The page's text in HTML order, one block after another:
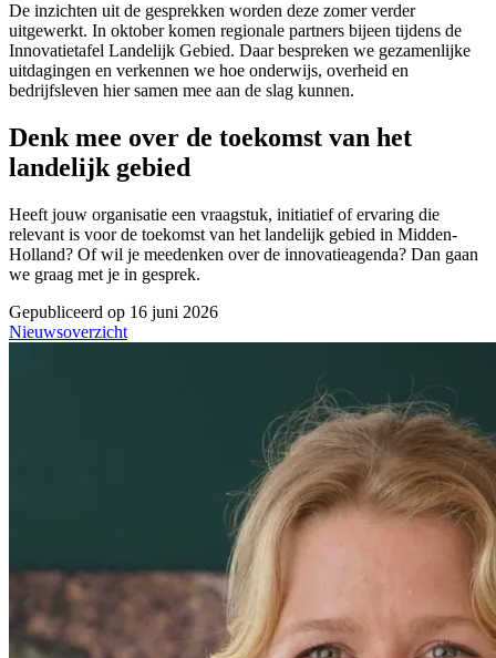
De inzichten uit de gesprekken worden deze zomer verder
uitgewerkt. In oktober komen regionale partners bijeen tijdens de
Innovatietafel Landelijk Gebied. Daar bespreken we gezamenlijke
uitdagingen en verkennen we hoe onderwijs, overheid en
bedrijfsleven hier samen mee aan de slag kunnen.
Denk mee over de toekomst van het
landelijk gebied
Heeft jouw organisatie een vraagstuk, initiatief of ervaring die
relevant is voor de toekomst van het landelijk gebied in Midden-
Holland? Of wil je meedenken over de innovatieagenda? Dan gaan
we graag met je in gesprek.
Gepubliceerd op 16 juni 2026
Nieuwsoverzicht